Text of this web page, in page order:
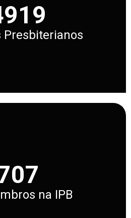
Presbiterianos
na IPB